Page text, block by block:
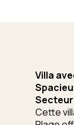
Villa
Secteur
Cette